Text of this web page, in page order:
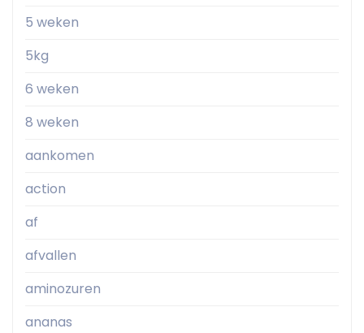
5 weken
5kg
6 weken
8 weken
aankomen
action
af
afvallen
aminozuren
ananas